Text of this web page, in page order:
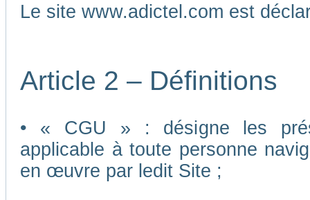
Le site www.adictel.com est
Article 2 – Définitions
• « CGU » : désigne les
applicable à toute personne
en œuvre par ledit Site ;